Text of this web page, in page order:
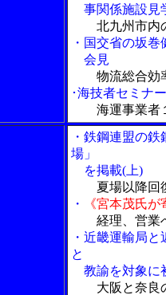
事関係施設見
北九州市内
・国交省の坂
会見
物流総合効
･海技者セミナ
海運事業者
・鉄鋼連盟の
場」
を掲載(上)
夏場以降回
・
《宮本茂氏が
経理、営業
・近畿運輸局
と
教諭を対象に
大阪と奈良